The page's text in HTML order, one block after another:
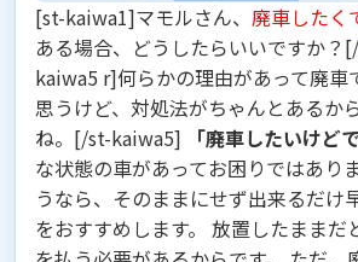
[st-kaiwa1]マモルさん、 廃車したく
ある場合、どうしたらいいですか
kaiwa5 r]何らかの理由があって廃車
思うけど、対処法がちゃんとあるか
ね。[/st-kaiwa5]
「廃車したいけど
な状態の車があってお困りではあり
うなら、そのままにせず出来るだけ
をおすすめします。 放置したままだ